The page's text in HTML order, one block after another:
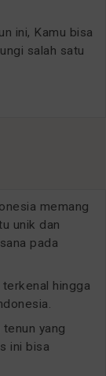
ini, Kamu bisa
salah satu
memang
unik dan
pada
hingga
yang
ini bisa